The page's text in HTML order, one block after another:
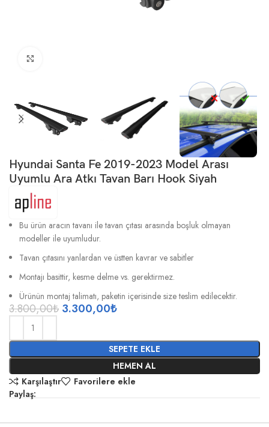
Hyundai Santa Fe 2019-2023 Model Arası
Uyumlu Ara Atkı Tavan Barı Hook Siyah
Bu ürün aracın tavanı ile tavan çıtası arasında boşluk olmayan
modeller ile uyumludur.
Tavan çıtasını yanlardan ve üstten kavrar ve sabitler
Montajı basittir, kesme delme vs. gerektirmez.
Ürünün montaj talimatı, paketin içerisinde size teslim edilecektir.
3.800,00₺ 3.300,00₺
SEPETE EKLE
HEMEN AL
Karşılaştır
Favorilere ekle
Paylaş: